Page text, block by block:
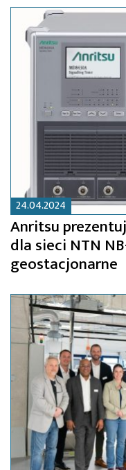
24.04.2024
Anritsu
dla sieci NTN
geostacjonarne